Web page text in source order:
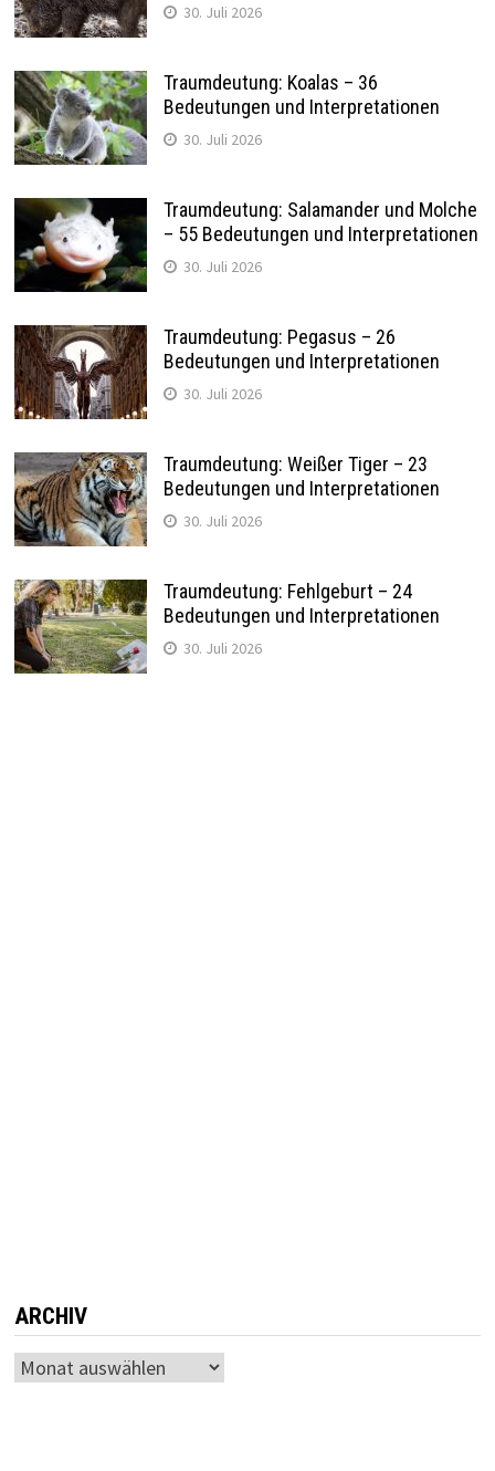
30. Juli 2026
Traumdeutung: Koalas – 36
Bedeutungen und Interpretationen
30. Juli 2026
Traumdeutung: Salamander und Molche
– 55 Bedeutungen und Interpretationen
30. Juli 2026
Traumdeutung: Pegasus – 26
Bedeutungen und Interpretationen
30. Juli 2026
Traumdeutung: Weißer Tiger – 23
Bedeutungen und Interpretationen
30. Juli 2026
Traumdeutung: Fehlgeburt – 24
Bedeutungen und Interpretationen
30. Juli 2026
ARCHIV
Archiv